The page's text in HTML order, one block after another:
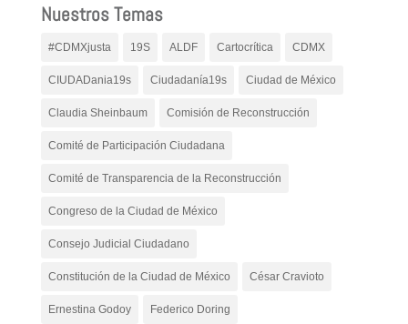
Nuestros Temas
#CDMXjusta 19S ALDF Cartocrítica CDMX
CIUDADania19s Ciudadanía19s Ciudad de México
Claudia Sheinbaum Comisión de Reconstrucción
Comité de Participación Ciudadana
Comité de Transparencia de la Reconstrucción
Congreso de la Ciudad de México
Consejo Judicial Ciudadano
Constitución de la Ciudad de México César Cravioto
Ernestina Godoy Federico Doring